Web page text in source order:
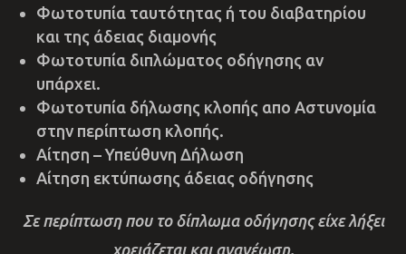
Φωτοτυπία ταυτότητας ή του διαβατηρίου
και της άδειας διαμονής
Φωτοτυπία διπλώματος οδήγησης αν
υπάρχει.
Φωτοτυπία δήλωσης κλοπής απο Αστυνομία
στην περίπτωση κλοπής.
Αίτηση – Υπεύθυνη Δήλωση
Αίτηση εκτύπωσης άδειας οδήγησης
Σε περίπτωση που το δίπλωμα οδήγησης είχε λήξει
χρειάζεται και ανανέωση.